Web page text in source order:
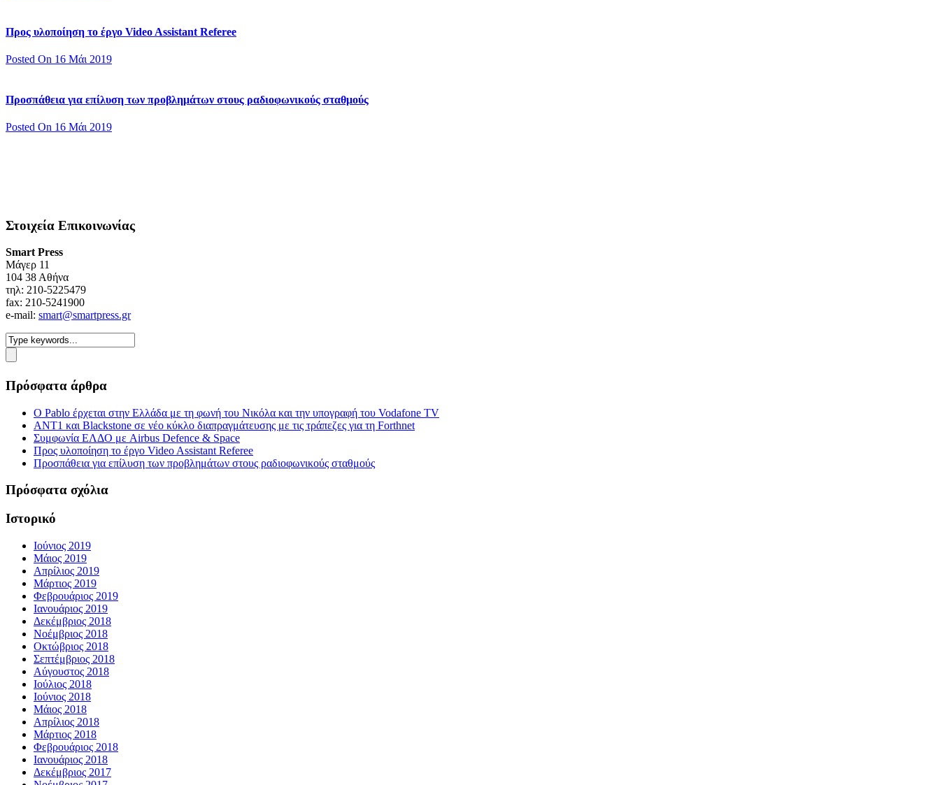
Προς υλοποίηση το έργο Video Assistant Referee
Posted On 16 Μάι 2019
Προσπάθεια για επίλυση των προβλημάτων στους ραδιοφωνικούς σταθμούς
Posted On 16 Μάι 2019
Στοιχεία Επικοινωνίας
Smart Press
Mάγερ 11
104 38 Αθήνα
τηλ: 210-5225479
fax: 210-5241900
e-mail: smart@smartpress.gr
Πρόσφατα άρθρα
Ο Pablo έρχεται στην Ελλάδα με τη φωνή του Νικόλα και την υπογραφή του Vodafone TV
ΑΝΤ1 και Blackstone σε νέο κύκλο διαπραγμάτευσης με τις τράπεζες για τη Forthnet
Συμφωνία ΕΛΔΟ με Airbus Defence & Space
Προς υλοποίηση το έργο Video Assistant Referee
Προσπάθεια για επίλυση των προβλημάτων στους ραδιοφωνικούς σταθμούς
Πρόσφατα σχόλια
Ιστορικό
Ιούνιος 2019
Μάιος 2019
Απρίλιος 2019
Μάρτιος 2019
Φεβρουάριος 2019
Ιανουάριος 2019
Δεκέμβριος 2018
Νοέμβριος 2018
Οκτώβριος 2018
Σεπτέμβριος 2018
Αύγουστος 2018
Ιούλιος 2018
Ιούνιος 2018
Μάιος 2018
Απρίλιος 2018
Μάρτιος 2018
Φεβρουάριος 2018
Ιανουάριος 2018
Δεκέμβριος 2017